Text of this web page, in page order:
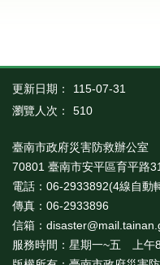
更新日期：
115-07-31
瀏覽人次：
510
臺南市政府災害防救辦公室
70801 臺南市安平區育平路
電話：06-2933892(4線自動
傳真：06-2933896
信箱：
服務時間：星期一~五 上